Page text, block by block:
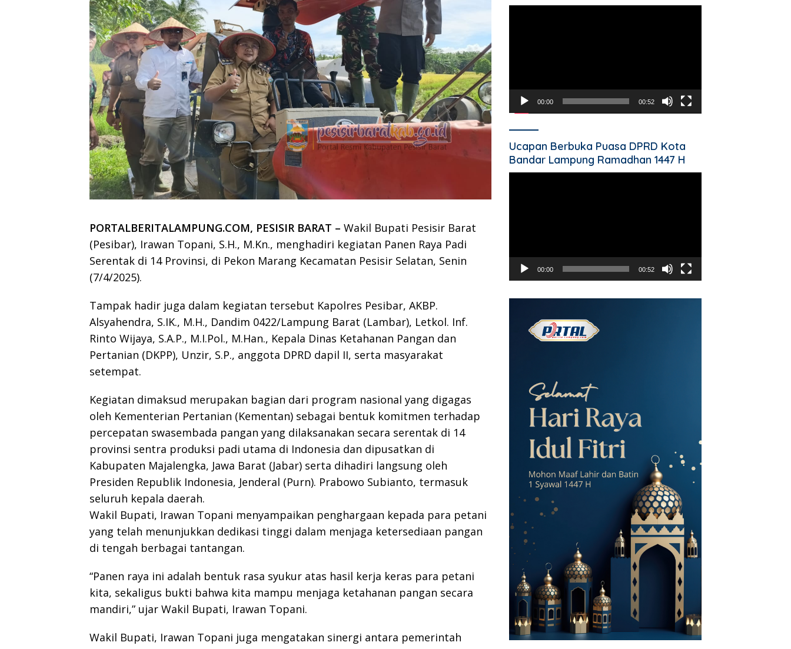
PORTALBERITALAMPUNG.COM, PESISIR BARAT – Wakil Bupati Pesisir Barat
(Pesibar), Irawan Topani, S.H., M.Kn., menghadiri kegiatan Panen Raya Padi
Serentak di 14 Provinsi, di Pekon Marang Kecamatan Pesisir Selatan, Senin
(7/4/2025).
Tampak hadir juga dalam kegiatan tersebut Kapolres Pesibar, AKBP.
Alsyahendra, S.IK., M.H., Dandim 0422/Lampung Barat (Lambar), Letkol. Inf.
Rinto Wijaya, S.A.P., M.I.Pol., M.Han., Kepala Dinas Ketahanan Pangan dan
Pertanian (DKPP), Unzir, S.P., anggota DPRD dapil II, serta masyarakat
setempat.
‎Kegiatan dimaksud merupakan bagian dari program nasional yang digagas
oleh Kementerian Pertanian (Kementan) sebagai bentuk komitmen terhadap
percepatan swasembada pangan yang dilaksanakan secara serentak di 14
provinsi sentra produksi padi utama di Indonesia dan dipusatkan di
Kabupaten Majalengka, Jawa Barat (Jabar) serta dihadiri langsung oleh
Presiden Republik Indonesia, Jenderal (Purn). Prabowo Subianto, termasuk
seluruh kepala daerah.
‎Wakil Bupati, Irawan Topani menyampaikan penghargaan kepada para petani
yang telah menunjukkan dedikasi tinggi dalam menjaga ketersediaan pangan
di tengah berbagai tantangan.
‎“Panen raya ini adalah bentuk rasa syukur atas hasil kerja keras para petani
kita, sekaligus bukti bahwa kita mampu menjaga ketahanan pangan secara
mandiri,” ujar Wakil Bupati, Irawan Topani.
Wakil Bupati, Irawan Topani‎ juga mengatakan sinergi antara pemerintah
00:00 00:52
Ucapan Berbuka Puasa DPRD Kota
Bandar Lampung Ramadhan 1447 H
00:00 00:52